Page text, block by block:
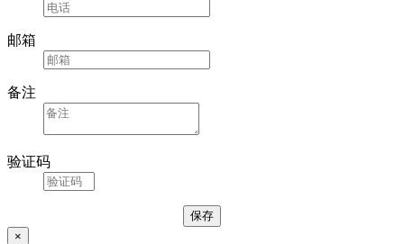
邮箱
备注
验证码
×